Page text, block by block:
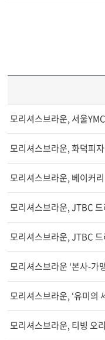
모리셔스브라운, 서울
모리셔스브라운, 화덕피
모리셔스브라운, 베이커
모리셔스브라운, JTBC 드
모리셔스브라운, JTBC
모리셔스브라운 ‘본사-가
모리셔스브라운, ‘유미의
모리셔스브라운, 티빙 오